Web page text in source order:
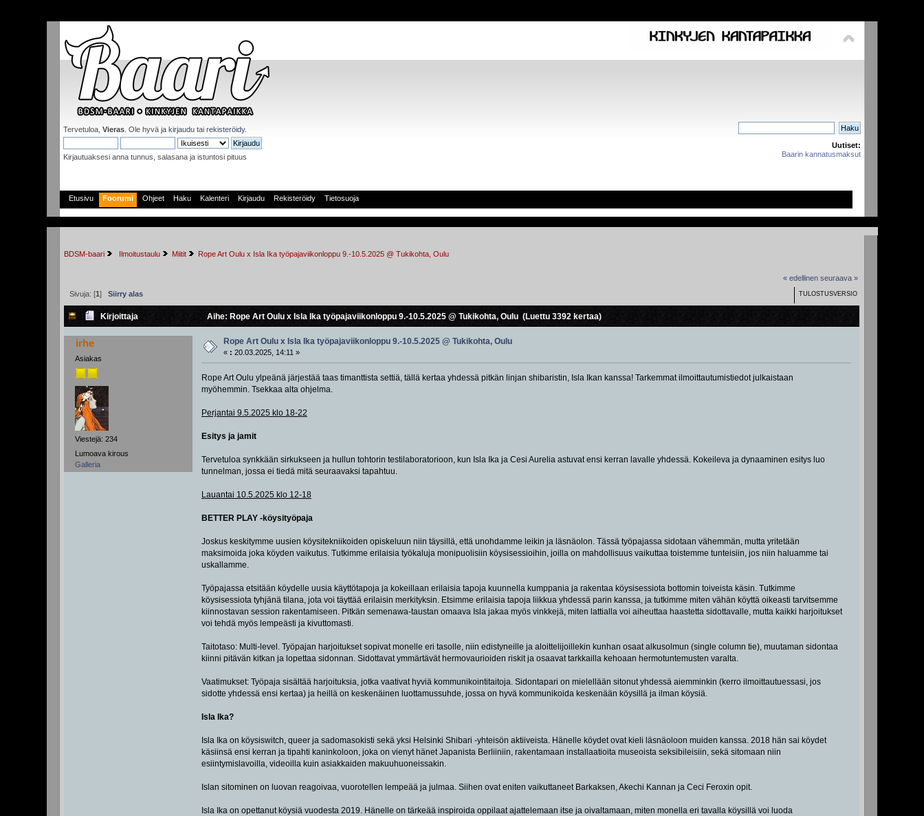
Tervetuloa,Vieras . Ole hyvä jakirjaudu tairekisteröidy.
Kirjautuaksesi anna tunnus, salasana ja istuntosi pituus
Uutiset:
Baarin kannatusmaksut
Etusivu Foorumi Ohjeet Haku Kalenteri Kirjaudu Rekisteröidy Tietosuoja
BDSM-baari Ilmoitustaulu Miitit Rope Art Oulu x Isla Ika työpajaviikonloppu 9.-10.5.2025 @ Tukikohta, Oulu
« edellinen seuraava »
TULOSTUSVERSIO
Sivuja: [1]Siirry alas
Kirjoittaja Aihe: Rope Art Oulu x Isla Ika työpajaviikonloppu 9.-10.5.2025 @ Tukikohta, Oulu (Luettu 3392 kertaa)
irhe
Asiakas
Viestejä: 234
Lumoava kirous
Galleria
Rope Art Oulu x Isla Ika työpajaviikonloppu 9.-10.5.2025 @ Tukikohta, Oulu
« : 20.03.2025, 14:11 »
Rope Art Oulu ylpeänä järjestää taas timanttista settiä, tällä kertaa yhdessä pitkän linjan shibaristin, Isla Ikan kanssa! Tarkemmat ilmoittautumistiedot julkaistaan
myöhemmin. Tsekkaa alta ohjelma.
Perjantai 9.5.2025 klo 18-22
Esitys ja jamit
Tervetuloa synkkään sirkukseen ja hullun tohtorin testilaboratorioon, kun Isla Ika ja Cesi Aurelia astuvat ensi kerran lavalle yhdessä. Kokeileva ja dynaaminen esitys luo
tunnelman, jossa ei tiedä mitä seuraavaksi tapahtuu.
Lauantai 10.5.2025 klo 12-18
BETTER PLAY -köysityöpaja
Joskus keskitymme uusien köysitekniikoiden opiskeluun niin täysillä, että unohdamme leikin ja läsnäolon. Tässä työpajassa sidotaan vähemmän, mutta yritetään
maksimoida joka köyden vaikutus. Tutkimme erilaisia työkaluja monipuolisiin köysisessioihin, joilla on mahdollisuus vaikuttaa toistemme tunteisiin, jos niin haluamme tai
uskallamme.
Työpajassa etsitään köydelle uusia käyttötapoja ja kokeillaan erilaisia tapoja kuunnella kumppania ja rakentaa köysisessiota bottomin toiveista käsin. Tutkimme
köysisessiota tyhjänä tilana, jota voi täyttää erilaisin merkityksin. Etsimme erilaisia tapoja liikkua yhdessä parin kanssa, ja tutkimme miten vähän köyttä oikeasti tarvitsemme
kiinnostavan session rakentamiseen. Pitkän semenawa-taustan omaava Isla jakaa myös vinkkejä, miten lattialla voi aiheuttaa haastetta sidottavalle, mutta kaikki harjoitukset
voi tehdä myös lempeästi ja kivuttomasti.
Taitotaso: Multi-level. Työpajan harjoitukset sopivat monelle eri tasolle, niin edistyneille ja aloittelijoillekin kunhan osaat alkusolmun (single column tie), muutaman sidontaa
kiinni pitävän kitkan ja lopettaa sidonnan. Sidottavat ymmärtävät hermovaurioiden riskit ja osaavat tarkkailla kehoaan hermotuntemusten varalta.
Vaatimukset: Työpaja sisältää harjoituksia, jotka vaativat hyviä kommunikointitaitoja. Sidontapari on mielellään sitonut yhdessä aiemminkin (kerro ilmoittautuessasi, jos
sidotte yhdessä ensi kertaa) ja heillä on keskenäinen luottamussuhde, jossa on hyvä kommunikoida keskenään köysillä ja ilman köysiä.
Isla Ika?
Isla Ika on köysiswitch, queer ja sadomasokisti sekä yksi Helsinki Shibari -yhteisön aktiiveista. Hänelle köydet ovat kieli läsnäoloon muiden kanssa. 2018 hän sai köydet
käsiinsä ensi kerran ja tipahti kaninkoloon, joka on vienyt hänet Japanista Berliiniin, rakentamaan installaatioita museoista seksibileisiin, sekä sitomaan niin
esiintymislavoilla, videoilla kuin asiakkaiden makuuhuoneissakin.
Islan sitominen on luovan reagoivaa, vuorotellen lempeää ja julmaa. Siihen ovat eniten vaikuttaneet Barkaksen, Akechi Kannan ja Ceci Feroxin opit.
Isla Ika on opettanut köysiä vuodesta 2019. Hänelle on tärkeää inspiroida oppilaat ajattelemaan itse ja oivaltamaan, miten monella eri tavalla köysillä voi luoda